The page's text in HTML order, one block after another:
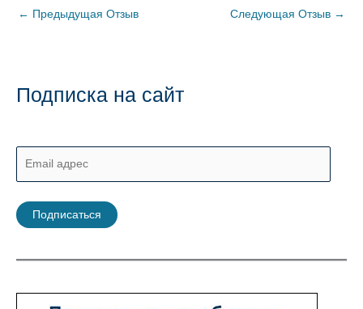
← Предыдущая Отзыв Следующая Отзыв →
Подписка на сайт
m
i
а
Подписаться